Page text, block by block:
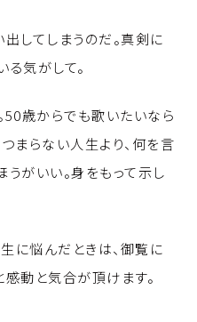
してしまうのだ。真剣に
気がして。
50歳からでも歌いたいなら
まらない人生より、何を言
がいい。身をもって示し
に悩んだときは、御覧に
動と気合が頂けます。